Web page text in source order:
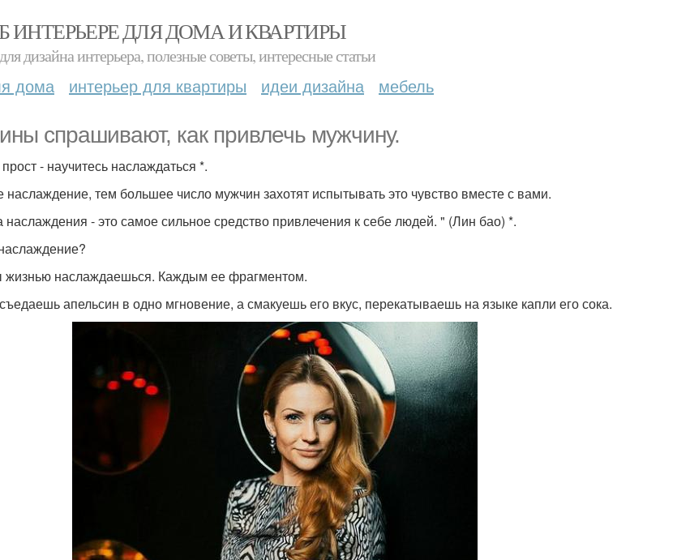
ИНТЕРЬЕРЕ ДЛЯ ДОМА И КВАРТИРЫ
дизайна интерьера, полезные советы, интересные статьи
дома интерьер для квартиры идеи дизайна мебель
спрашивают, как привлечь мужчину.
- научитесь наслаждаться *.
наслаждение, тем большее число мужчин захотят испытывать это чувство вместе с вами.
наслаждения - это самое сильное средство привлечения к себе людей. " (Лин бао) *.
жизнью наслаждаешься. Каждым ее фрагментом.
апельсин в одно мгновение, а смакуешь его вкус, перекатываешь на языке капли его сока.